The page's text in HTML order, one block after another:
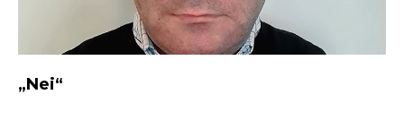
„Nei“